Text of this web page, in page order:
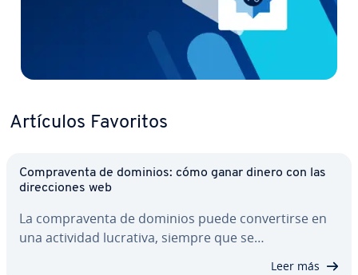
Artículos Favoritos
Co­m­pra­ve­n­ta de dominios: cómo ganar dinero con las
di­re­c­cio­nes web
La co­m­pra­ve­n­ta de dominios puede co­n­ve­r­ti­r­se en
una actividad lucrativa, siempre que se…
Leer más